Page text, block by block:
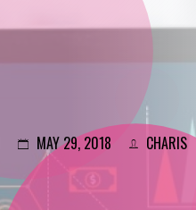
MAY 29, 2018 CHARIS